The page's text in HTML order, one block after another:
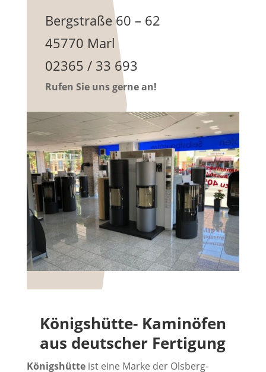
Bergstraße 60 – 62
45770 Marl
02365 / 33 693
Rufen Sie uns gerne an!
Königshütte- Kaminöfen
aus deutscher Fertigung
Königshütteist eine Marke der Olsberg-